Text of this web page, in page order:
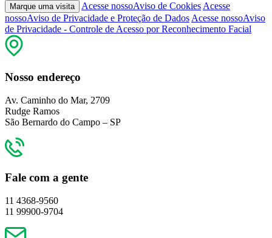
Marque uma visita Acesse nossoAviso de Cookies Acesse
nossoAviso de Privacidade e Proteção de Dados Acesse nossoAviso
de Privacidade - Controle de Acesso por Reconhecimento Facial
Nosso endereço
Av. Caminho do Mar, 2709
Rudge Ramos
São Bernardo do Campo – SP
Fale com a gente
11 4368-9560
11 99900-9704